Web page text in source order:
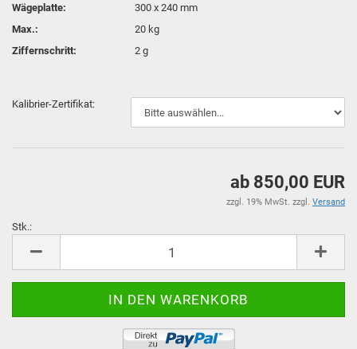
Wägeplatte:
300 x 240 mm
Max.:
20 kg
Ziffernschritt:
2 g
Kalibrier-Zertifikat:
ab 850,00 EUR
zzgl. 19% MwSt. zzgl. Versand
Stk.: